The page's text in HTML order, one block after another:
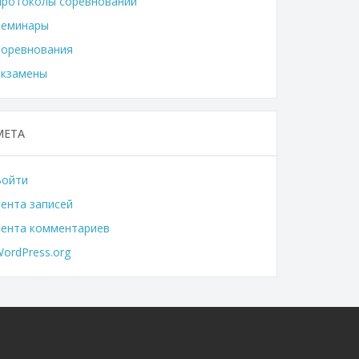
записей
комментариев